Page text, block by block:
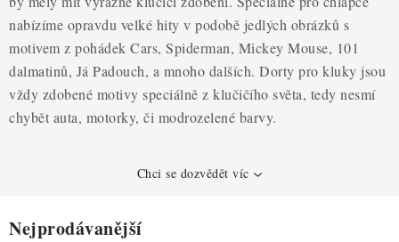
PRO OSLAVY
DO KUCHYNĚ
DÁRKOVÉ POUKAZY
nabízíme opravdu velké hity v podobě jedlých obrázků s
motivem z pohádek Cars, Spiderman, Mickey Mouse, 101
dalmatinů, Já Padouch, a mnoho dalších. Dorty pro kluky jsou
vždy zdobené motivy speciálně z klučičího světa, tedy nesmí
chybět auta, motorky, či modrozelené barvy.
Chci se dozvědět víc
Nejprodávanější